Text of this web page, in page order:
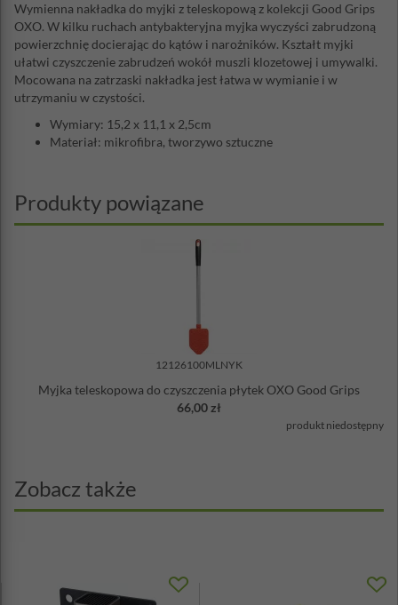
Wymienna nakładka do myjki z teleskopową z kolekcji Good Grips
OXO. W kilku ruchach antybakteryjna myjka wyczyści zabrudzoną
powierzchnię docierając do kątów i narożników. Kształt myjki
ułatwi czyszczenie zabrudzeń wokół muszli klozetowej i umywalki.
Mocowana na zatrzaski nakładka jest łatwa w wymianie i w
utrzymaniu w czystości.
Wymiary: 15,2 x 11,1 x 2,5cm
Materiał: mikrofibra, tworzywo sztuczne
Produkty powiązane
12126100MLNYK
Myjka teleskopowa do czyszczenia płytek OXO Good Grips
66,00 zł
produkt niedostępny
Zobacz także